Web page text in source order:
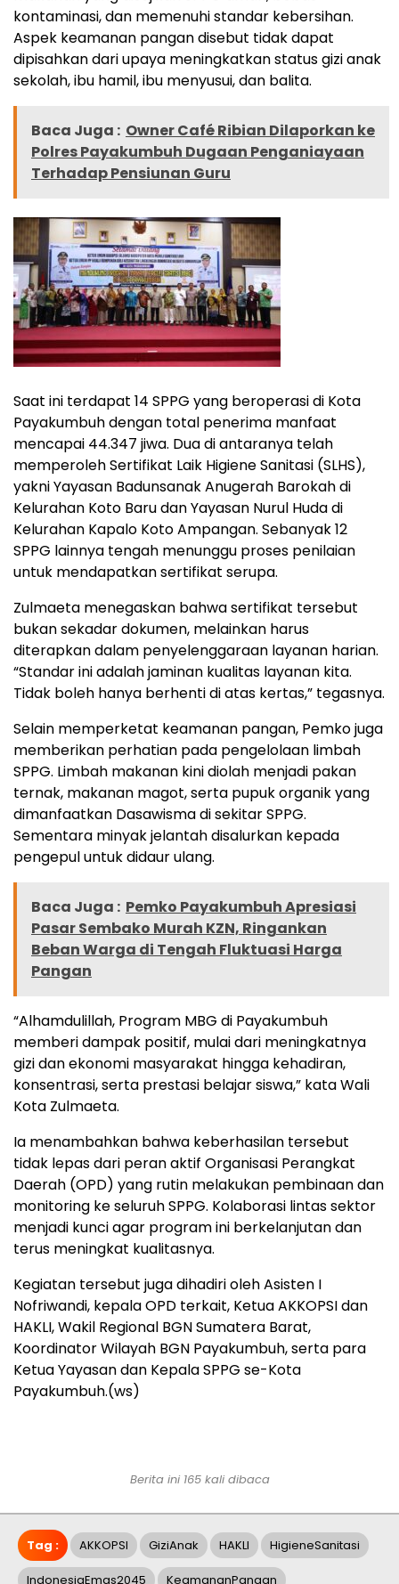
kontaminasi, dan memenuhi standar kebersihan.
Aspek keamanan pangan disebut tidak dapat
dipisahkan dari upaya meningkatkan status gizi anak
sekolah, ibu hamil, ibu menyusui, dan balita.
Baca Juga : Owner Café Ribian Dilaporkan ke
Polres Payakumbuh Dugaan Penganiayaan
Terhadap Pensiunan Guru
Saat ini terdapat 14 SPPG yang beroperasi di Kota
Payakumbuh dengan total penerima manfaat
mencapai 44.347 jiwa. Dua di antaranya telah
memperoleh Sertifikat Laik Higiene Sanitasi (SLHS),
yakni Yayasan Badunsanak Anugerah Barokah di
Kelurahan Koto Baru dan Yayasan Nurul Huda di
Kelurahan Kapalo Koto Ampangan. Sebanyak 12
SPPG lainnya tengah menunggu proses penilaian
untuk mendapatkan sertifikat serupa.
Zulmaeta menegaskan bahwa sertifikat tersebut
bukan sekadar dokumen, melainkan harus
diterapkan dalam penyelenggaraan layanan harian.
“Standar ini adalah jaminan kualitas layanan kita.
Tidak boleh hanya berhenti di atas kertas,” tegasnya.
Selain memperketat keamanan pangan, Pemko juga
memberikan perhatian pada pengelolaan limbah
SPPG. Limbah makanan kini diolah menjadi pakan
ternak, makanan magot, serta pupuk organik yang
dimanfaatkan Dasawisma di sekitar SPPG.
Sementara minyak jelantah disalurkan kepada
pengepul untuk didaur ulang.
Baca Juga : Pemko Payakumbuh Apresiasi
Pasar Sembako Murah KZN, Ringankan
Beban Warga di Tengah Fluktuasi Harga
Pangan
“Alhamdulillah, Program MBG di Payakumbuh
memberi dampak positif, mulai dari meningkatnya
gizi dan ekonomi masyarakat hingga kehadiran,
konsentrasi, serta prestasi belajar siswa,” kata Wali
Kota Zulmaeta.
Ia menambahkan bahwa keberhasilan tersebut
tidak lepas dari peran aktif Organisasi Perangkat
Daerah (OPD) yang rutin melakukan pembinaan dan
monitoring ke seluruh SPPG. Kolaborasi lintas sektor
menjadi kunci agar program ini berkelanjutan dan
terus meningkat kualitasnya.
Kegiatan tersebut juga dihadiri oleh Asisten I
Nofriwandi, kepala OPD terkait, Ketua AKKOPSI dan
HAKLI, Wakil Regional BGN Sumatera Barat,
Koordinator Wilayah BGN Payakumbuh, serta para
Ketua Yayasan dan Kepala SPPG se-Kota
Payakumbuh.(ws)
Berita ini 165 kali dibaca
Tag : AKKOPSI GiziAnak HAKLI HigieneSanitasi
IndonesiaEmas2045 KeamananPangan